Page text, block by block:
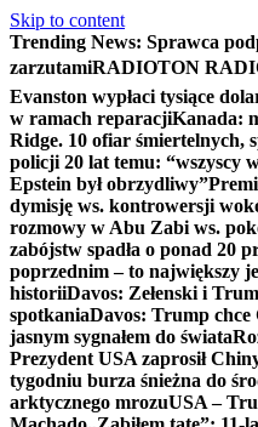
Skip to content
Trending News: Sprawca
zarzutamiRADIOTON
Evanston wypłaci tysiące
w ramach reparacjiKanada:
Ridge. 10 ofiar śmiertelnych,
policji 20 lat temu: “wszyscy
Epstein był obrzydliwy”
dymisję ws. kontrowersji
rozmowy w Abu Zabi ws.
zabójstw spadła o ponad 20
poprzednim – to największy
historiiDavos: Zełenski i
spotkaniaDavos: Trump chce
jasnym sygnałem do świata
Prezydent USA zaprosił
tygodniu burza śnieżna do
arktycznego mrozuUSA –